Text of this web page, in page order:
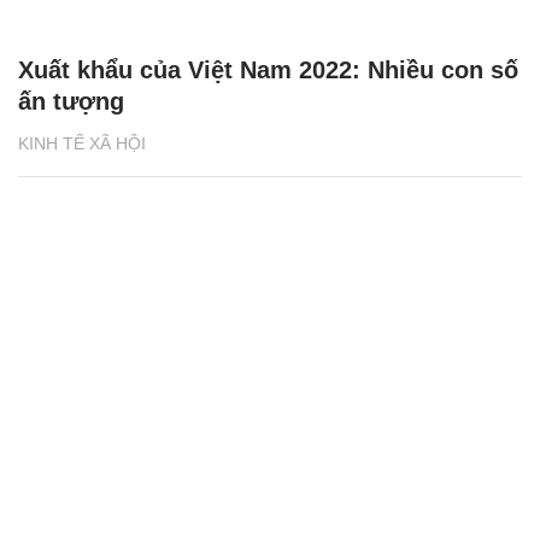
KINH TẾ XÃ HỘI
Xuất khẩu của Việt Nam 2022: Nhiều con số
ấn tượng